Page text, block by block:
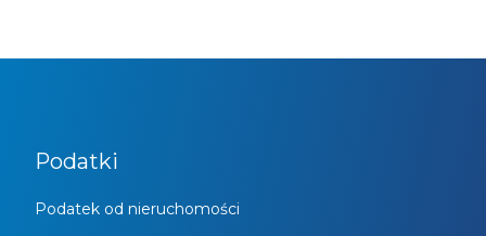
Podatki
Podatek od nieruchomości